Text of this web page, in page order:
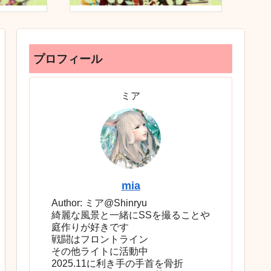
プロフィール
ミア
mia
Author: ミア@Shinryu
綺麗な風景と一緒にSSを撮ることや
庭作りが好きです
戦闘はフロントライン
その他ライトに活動中
2025.11に利き手の手首を骨折